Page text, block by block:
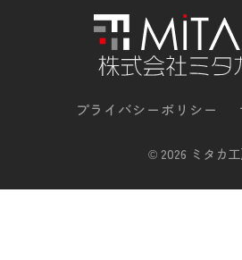
プライバシーポリシー
©2026 ミタカ